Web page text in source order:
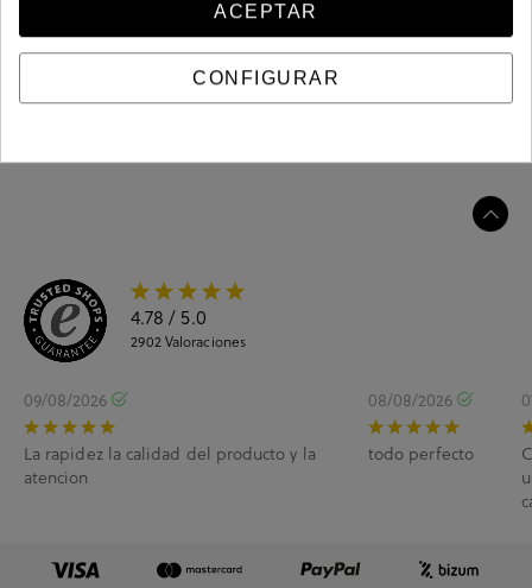
Guía de tallas
Ciudados y limpieza
4.78 / 5.0
2902Valoraciones
09/08/2026
La rapidez la calidad del producto y la
atencion
08/08/2026
todo perfecto
ACEPTAR
CONFIGURAR